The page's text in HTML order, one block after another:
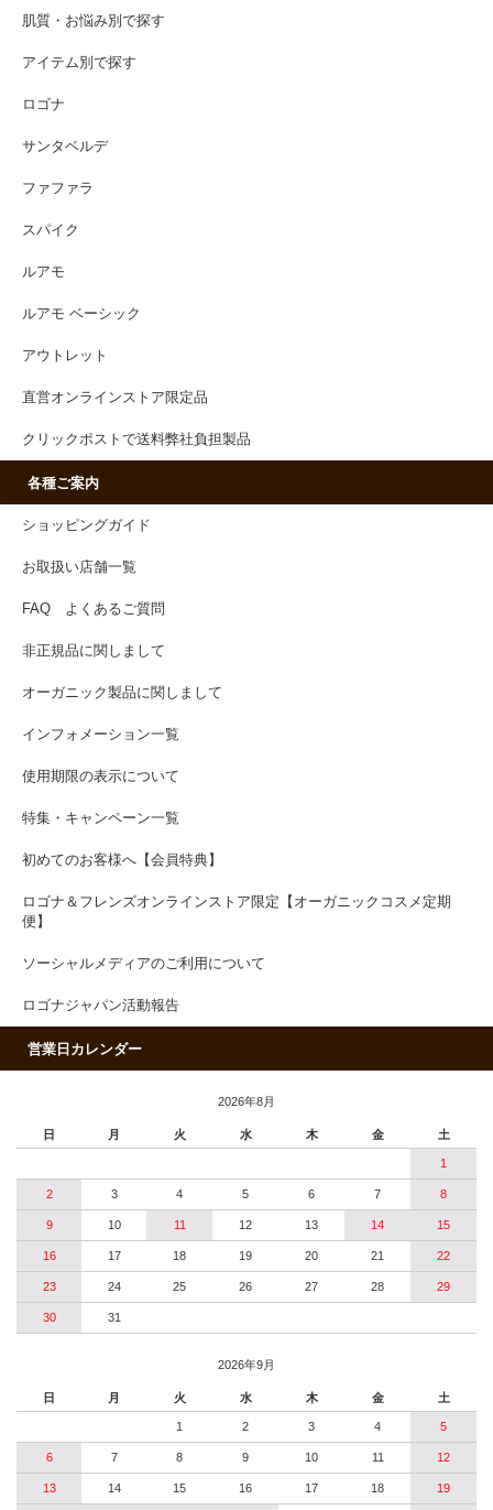
肌質・お悩み別で探す
アイテム別で探す
ロゴナ
サンタベルデ
ファファラ
スパイク
ルアモ
ルアモ ベーシック
アウトレット
直営オンラインストア限定品
クリックポストで送料弊社負担製品
各種ご案内
ショッピングガイド
お取扱い店舗一覧
FAQ よくあるご質問
非正規品に関しまして
オーガニック製品に関しまして
インフォメーション一覧
使用期限の表示について
特集・キャンペーン一覧
初めてのお客様へ【会員特典】
ロゴナ＆フレンズオンラインストア限定【オーガニックコスメ定期
便】
ソーシャルメディアのご利用について
ロゴナジャパン活動報告
営業日カレンダー
2026年8月
日 月 火 水 木 金 土
1
2 3 4 5 6 7 8
9 10 11 12 13 14 15
16 17 18 19 20 21 22
23 24 25 26 27 28 29
30 31
2026年9月
日 月 火 水 木 金 土
1 2 3 4 5
6 7 8 9 10 11 12
13 14 15 16 17 18 19